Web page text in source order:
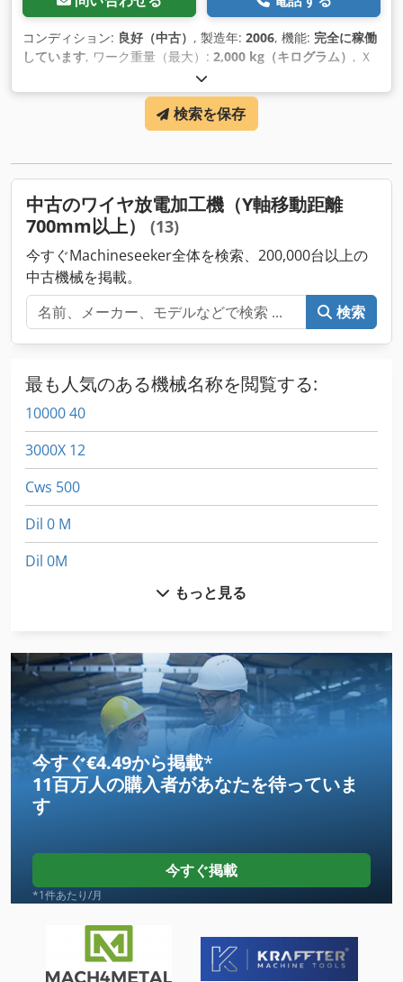
コンディション: 良好（中古） , 製造年: 2006, 機能: 完全に稼働
しています, ワーク重量（最大）: 2,000 kg（キログラム） , Ｘ
, Y軸移動距離:
mm, ワークピース高さ（最大）:400 mm, 加工物幅（最大）:
, ワーク長さ（最大）:1,380 mm
検索を保存
中古のワイヤ放電加工機（Y軸移動距離
700mm以上） (13)
今すぐMachineseeker全体を検索、200,000台以上の
中古機械を掲載。
検索
最も人気のある機械名称を閲覧する:
10000 40
3000X 12
Cws 500
Dil 0 M
Dil 0M
Karcher Km 700 S
Kgs 1670
Ls 703
Manitowoc 3900 T
Mikasa Mtx 70
Ng 200
Tiefbord 8 25 100
Wille 455
その他
もっと見る
今すぐ€4.49から掲載*
11百万人の購入者があなたを待っていま
す
今すぐ掲載
*1件あたり/月